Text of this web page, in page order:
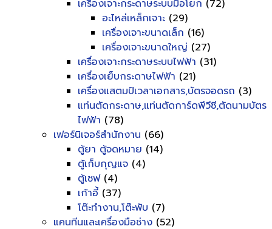
เครื่องเจาะกระดาษระบบมือโยก (72)
อะไหล่เหล็กเจาะ (29)
เครื่องเจาะขนาดเล็ก (16)
เครื่องเจาะขนาดใหญ่ (27)
เครื่องเจาะกระดาษระบบไฟฟ้า (31)
เครื่องเย็บกระดาษไฟฟ้า (21)
เครื่องแสตมป์เวลาเอกสาร,บัตรจอดรถ (3)
แท่นตัดกระดาษ,แท่นตัดการ์ดพีวีซี,ตัดนามบัตร
ไฟฟ้า (78)
เฟอร์นิเจอร์สำนักงาน (66)
ตู้ยา ตู้จดหมาย (14)
ตู้เก็บกุญแจ (4)
ตู้เซฟ(4)
เก้าอี้ (37)
โต๊ะทำงาน,โต๊ะพับ (7)
แคนทีนและเครื่องมือช่าง (52)